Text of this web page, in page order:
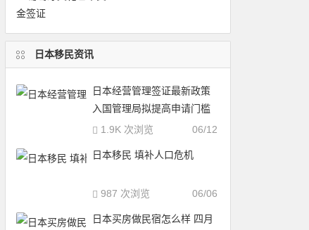
日本移民资讯
日本经营管理签证最新政策
入国管理局拟提高申请门槛
06/12
1.9K 次浏览
日本移民 填补人口危机
06/06
987 次浏览
日本买房做民宿怎么样 四月